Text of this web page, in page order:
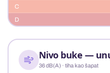
C
D
Nivo buke —
36 dB(A) · tiha kao šapat